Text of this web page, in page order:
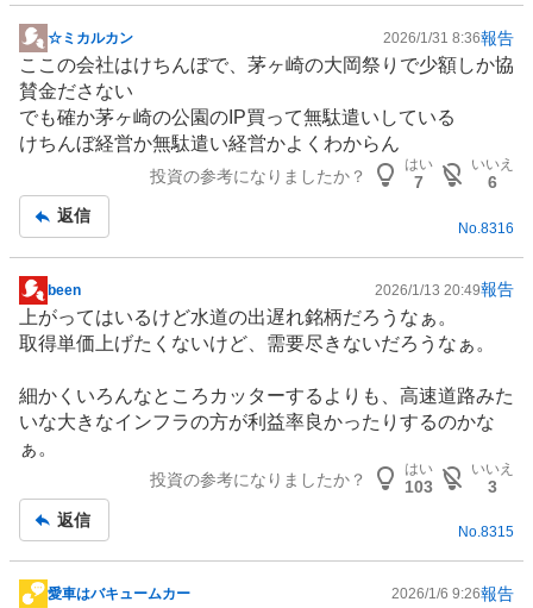
掲
示
板
記
事
☆ミカルカン 2026/1/31 8:36報告
ここの会社はけちんぼで、茅ヶ崎の大岡祭りで少額しか協
賛金ださない
でも確か茅ヶ崎の公園の IP買って無駄遣いしている
けちんぼ経営か無駄遣い経営かよくわからん
投資の参考になりましたか？
はい
7
いいえ
6
返信
No. 8316
掲
示
板
事
been 2026/1/13 20:49報告
上がってはいるけど水道の出遅れ銘柄だろうなぁ。
取得単価上げたくないけど、需要尽きないだろうなぁ。
細かくいろんなところカッターするよりも、高速道路みた
いな大きなインフラの方が利益率良かったりするのかな
ぁ。
投資の参考になりましたか？
はい
103
いいえ
3
返信
No.8315
愛車はバキュームカー 2026/1/6 9:26報告